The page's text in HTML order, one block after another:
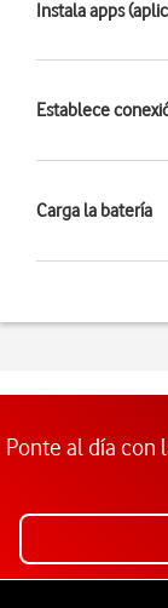
Instala apps
Establece
Carga la batería
Ponte al día con